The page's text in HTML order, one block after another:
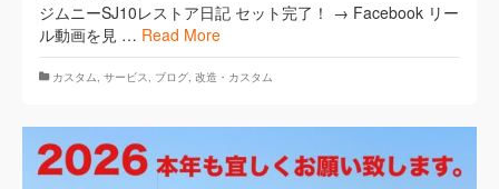
ジムニーSJ10レストア日記 セット完了！ → Facebook リー
ル動画を見 … Read More
カスタム, サービス, ブログ, 改造・カスタム